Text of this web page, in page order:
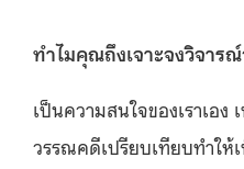
ทำไมคุณถึงเจาะจงวิจาร
เป็นความสนใจของเราเอง
วรรณคดีเปรียบเทียบทำให้